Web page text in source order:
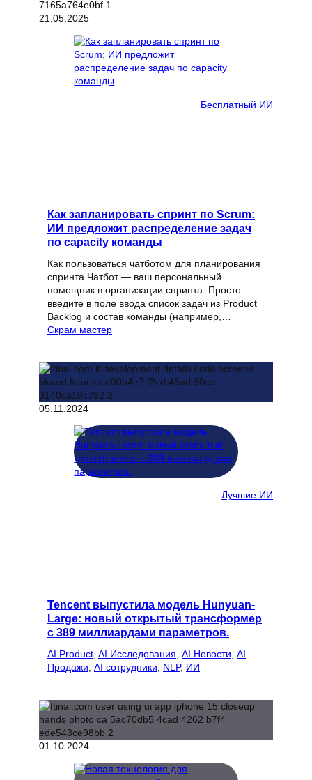
21.05.2025
Бесплатный ИИ
Как запланировать спринт по Scrum:
ИИ предложит распределение задач
по capacity команды
Как пользоваться чатботом для планирования
спринта Чатбот — ваш персональный
помощник в организации спринта. Просто
введите в поле ввода список задач из Product
Backlog и состав команды (например,…
Скрам мастер
05.11.2024
Лучшие ИИ
Tencent выпустила модель Hunyuan-
Large: новый открытый трансформер
с 389 миллиардами параметров.
AI Product AI Исследования AI Новости AI
Продажи AI сотрудники NLP, ИИ
01.10.2024